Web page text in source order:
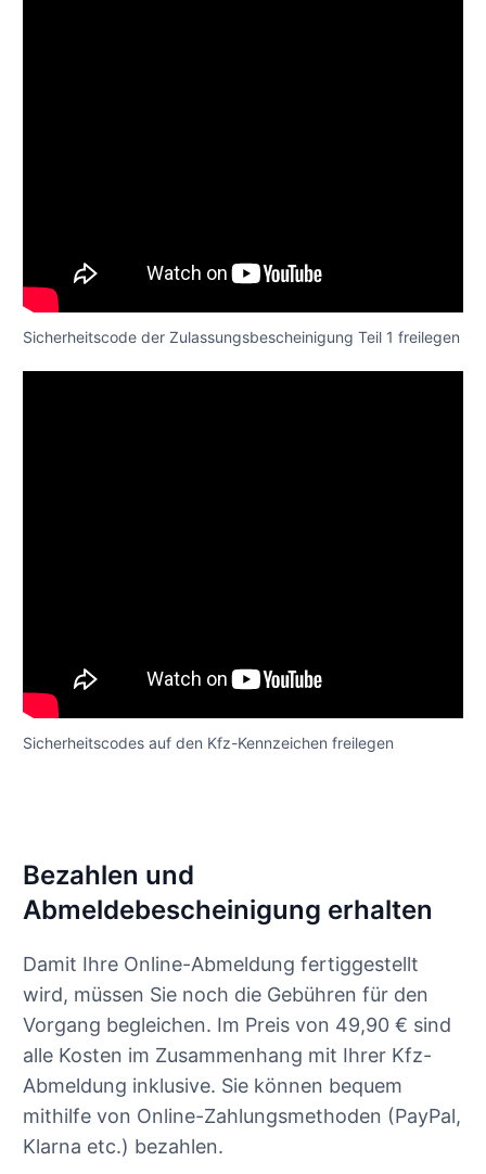
Sicherheitscode der Zulassungsbescheinigung Teil 1 freilegen
Sicherheitscodes auf den Kfz-Kennzeichen freilegen
Bezahlen und
Abmeldebescheinigung erhalten
Damit Ihre Online-Abmeldung fertiggestellt
wird, müssen Sie noch die Gebühren für den
Vorgang begleichen. Im Preis von 49,90 € sind
alle Kosten im Zusammenhang mit Ihrer Kfz-
Abmeldung inklusive. Sie können bequem
mithilfe von Online-Zahlungsmethoden (PayPal,
Klarna etc.) bezahlen.